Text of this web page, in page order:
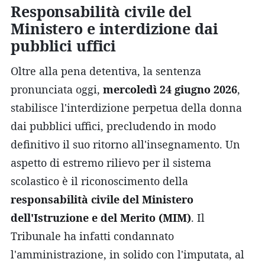
Responsabilità civile del
Ministero e interdizione dai
pubblici uffici
Oltre alla pena detentiva, la sentenza
pronunciata oggi, mercoledì 24 giugno 2026,
stabilisce l'interdizione perpetua della donna
dai pubblici uffici, precludendo in modo
definitivo il suo ritorno all'insegnamento. Un
aspetto di estremo rilievo per il sistema
scolastico è il riconoscimento della
responsabilità civile del Ministero
dell'Istruzione e del Merito (MIM). Il
Tribunale ha infatti condannato
l'amministrazione, in solido con l'imputata, al